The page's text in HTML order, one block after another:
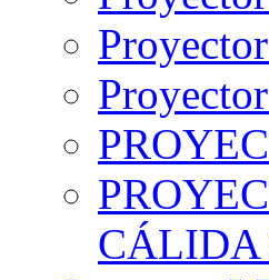
CÁLIDA